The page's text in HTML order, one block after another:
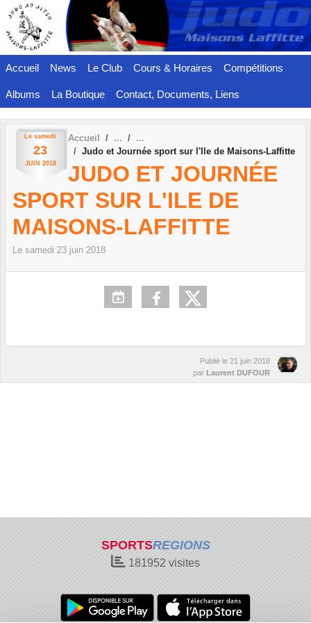
Accueil News Le Club Cours & Horaires Compétitions
Albums La Boutique Contact, Documents, Liens
Le samedi
23
JUIN 2018
Accueil
Judo et Journée sport sur l'Ile de Maisons-Laffitte
JUDO ET JOURNÉE
SPORT SUR L'ILE DE
MAISONS-LAFFITTE
Le samedi 23 juin 2018
Publié le 21 juin 2018
par Laurent DUFOUR
SPORTSREGIONS
181952 visites
Panneau de gestion des cookies